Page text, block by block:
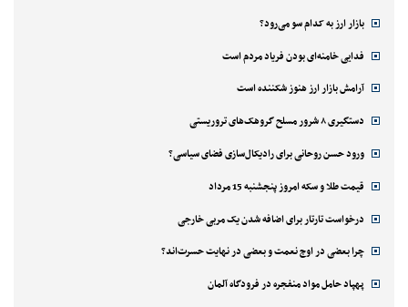
بازار ارز به کدام سو می‌رود؟
فدایی خامنه‌ای بودن فریاد مردم است
آرامش بازار ارز هنوز شکننده است
دستگیری ۸ شرور مسلح گروهک‌های تروریستی
ورود حسن روحانی برای رادیکال‌سازی فضای سیاسی؟
قیمت طلا و سکه امروز پنجشنبه 15 مرداد
درخواست تارتار برای اضافه شدن یک مربی خارجی
چرا بعضی در اوج نعمت و بعضی در نهایت حسرت‌اند؟
پهپاد حامل مواد منفجره در فرودگاه آلمان